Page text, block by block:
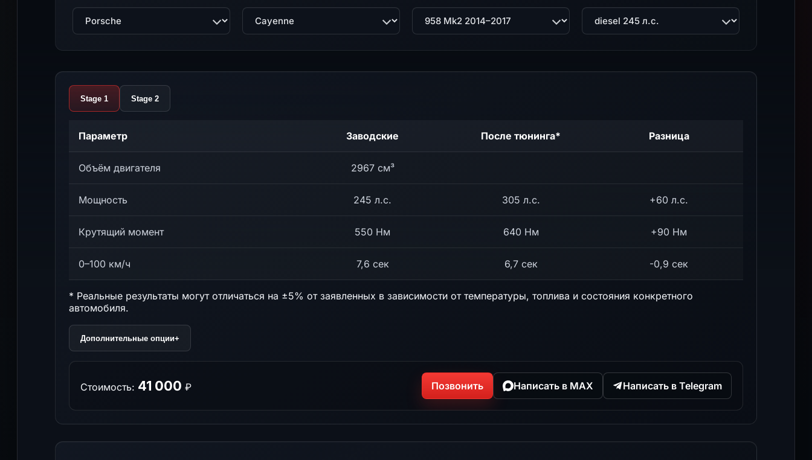
Марка Модель Поколение Двигатель
Stage 1 Stage 2
Параметр Заводские После тюнинга* Разница
Объём двигателя 2967 см³
Мощность 245 л.с. 305 л.с. +60 л.с.
Крутящий момент 550 Нм 640 Нм +90 Нм
0–100 км/ч 7,6 сек 6,7 сек -0,9 сек
* Реальные результаты могут отличаться на ±5% от заявленных в зависимости от температуры, топлива и состояния конкретного
автомобиля.
Дополнительные опции+
Стоимость: 41 000 ₽ Позвонить Написать в MAX Написать в Telegram